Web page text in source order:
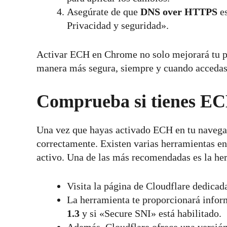
Asegúrate de que DNS over HTTPS
Privacidad y seguridad».
Activar ECH en Chrome no solo mejorará tu
manera más segura, siempre y cuando
Comprueba si tienes
Una vez que hayas activado ECH en tu
correctamente. Existen varias herramientas
activo. Una de las más recomendadas es la
Visita la página de Cloudflare
La herramienta te proporcionará
1.3 y si «Secure SNI» está habilitado.